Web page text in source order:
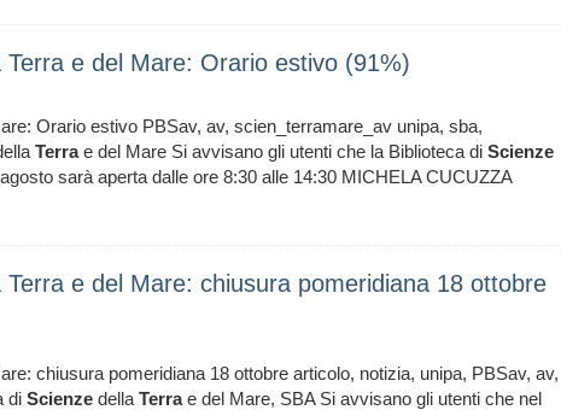
e del Mare: Orario estivo (91%)
Orario estivo PBSav, av, scien_terramare_av unipa, sba,
Terrae del Mare Si avvisano gli utenti che la Biblioteca di Scienze
sarà aperta dalle ore 8:30 alle 14:30 MICHELA CUCUZZA
e del Mare: chiusura pomeridiana 18 ottobre
chiusura pomeridiana 18 ottobre articolo, notizia, unipa, PBSav, av,
di Scienze della Terrae del Mare, SBA Si avvisano gli utenti che nel